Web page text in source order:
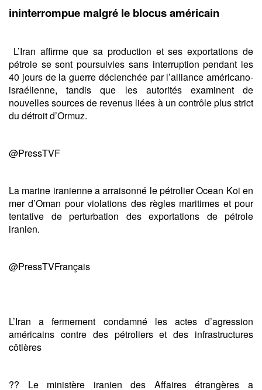
ininterrompue malgré le blocus américain
L’Iran affirme que sa production et ses exportations de
pétrole se sont poursuivies sans interruption pendant les
40 jours de la guerre déclenchée par l’alliance américano-
israélienne, tandis que les autorités examinent de
nouvelles sources de revenus liées à un contrôle plus strict
du détroit d’Ormuz.
@PressTVF
La marine iranienne a arraisonné le pétrolier Ocean Koi en
mer d’Oman pour violations des règles maritimes et pour
tentative de perturbation des exportations de pétrole
iranien.
@PressTVFrançais
L’Iran a fermement condamné les actes d’agression
américains contre des pétroliers et des infrastructures
côtières
?? Le ministère iranien des Affaires étrangères a